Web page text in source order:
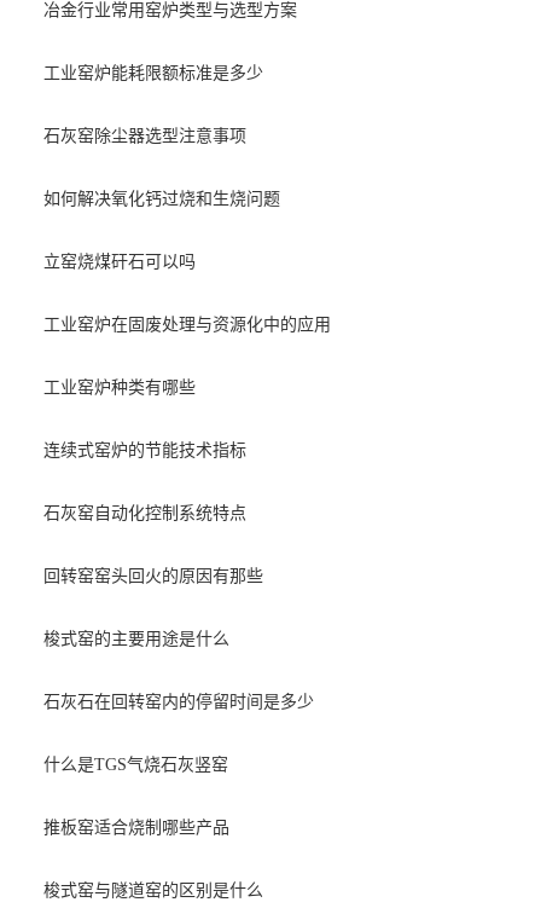
冶金行业常用窑炉类型与选型方案
工业窑炉能耗限额标准是多少
石灰窑除尘器选型注意事项
如何解决氧化钙过烧和生烧问题
立窑烧煤矸石可以吗
工业窑炉在固废处理与资源化中的应用
工业窑炉种类有哪些
连续式窑炉的节能技术指标
石灰窑自动化控制系统特点
回转窑窑头回火的原因有那些
梭式窑的主要用途是什么
石灰石在回转窑内的停留时间是多少
什么是TGS气烧石灰竖窑
推板窑适合烧制哪些产品
梭式窑与隧道窑的区别是什么